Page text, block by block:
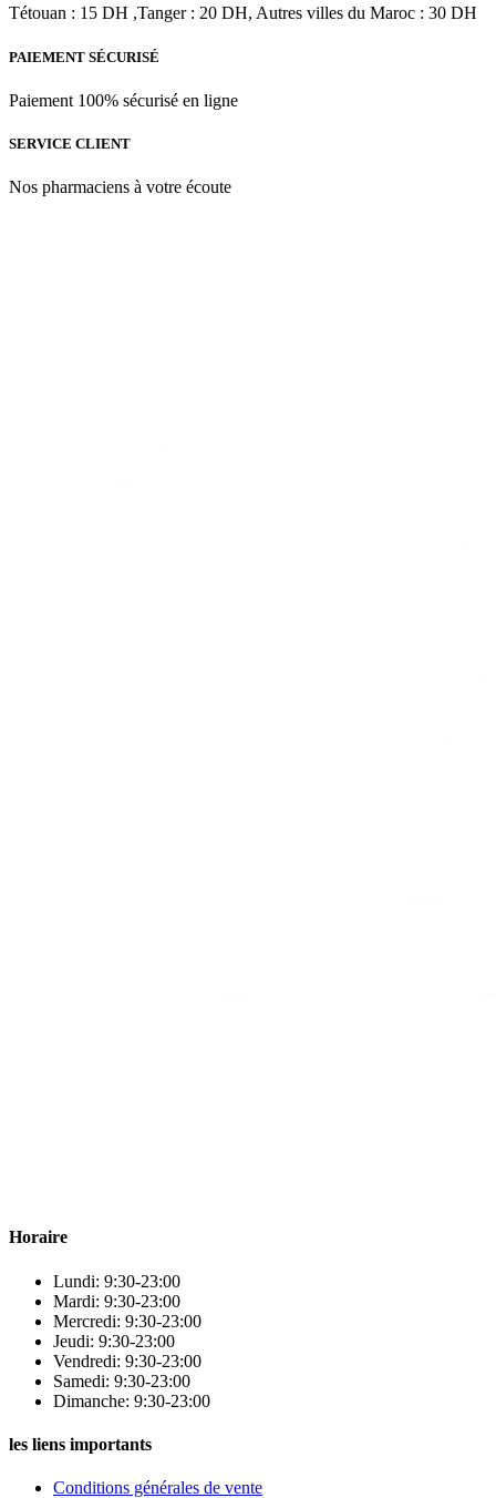
د.م.274.50.
Tétouan : 15 DH ,Tanger : 20 DH, Autres villes du Maroc : 30 DH
PAIEMENT SÉCURISÉ
Paiement 100% sécurisé en ligne
SERVICE CLIENT
Nos pharmaciens à votre écoute
Horaire
Lundi: 9:30-23:00
Mardi: 9:30-23:00
Mercredi: 9:30-23:00
Jeudi: 9:30-23:00
Vendredi: 9:30-23:00
Samedi: 9:30-23:00
Dimanche: 9:30-23:00
les liens importants
Conditions générales de vente